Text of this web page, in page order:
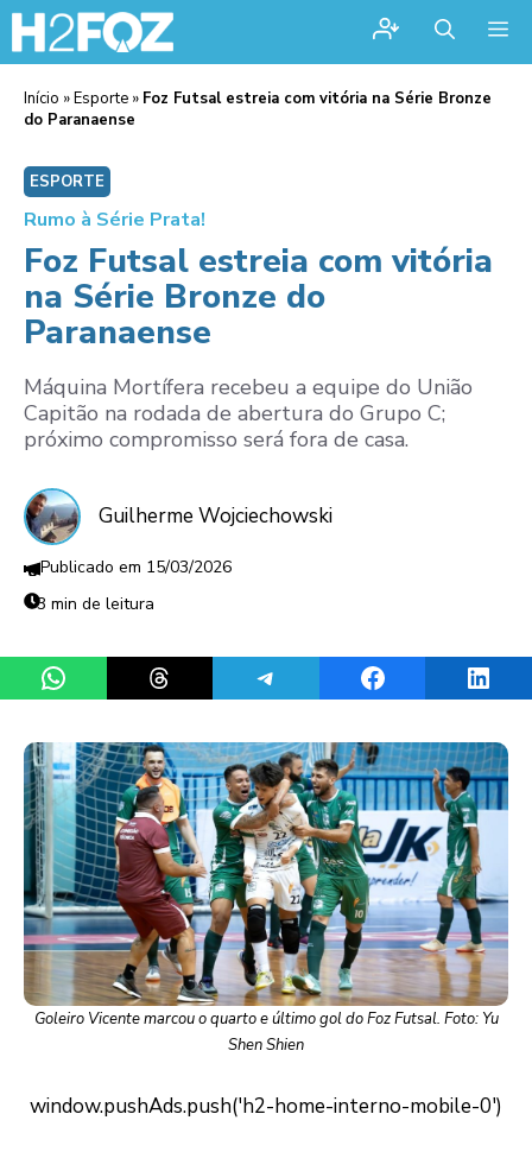
Início »Esporte » Foz Futsal estreia com vitória na Série Bronze
do Paranaense
ESPORTE
Rumo à Série Prata!
Foz Futsal estreia com vitória
na Série Bronze do
Paranaense
Máquina Mortífera recebeu a equipe do União
Capitão na rodada de abertura do Grupo C;
próximo compromisso será fora de casa.
Guilherme Wojciechowski
15/03/2026
3 min de leitura
Share on WhatsAppShare on ThreadsShare on TelegramShare on Facebook
Goleiro Vicente marcou o quarto e último gol do Foz Futsal. Foto: Yu
Shen Shien